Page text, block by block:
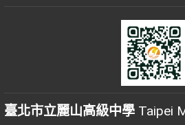
臺北市立麗山高級中學 Taipei